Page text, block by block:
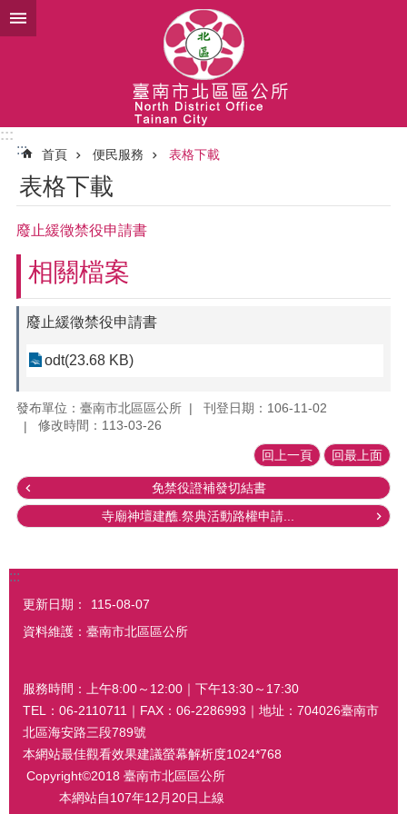
跳到主要內容區塊
:::
:::
首頁 便民服務 表格下載
表格下載
廢止緩徵禁役申請書
相關檔案
廢止緩徵禁役申請書
odt(23.68 KB)
發布單位：臺南市北區區公所
刊登日期：106-11-02
修改時間：113-03-26
回上一頁 回最上面
免禁役證補發切結書
寺廟神壇建醮.祭典活動路權申請...
:::
更新日期：
115-08-07
資料維護：臺南市北區區公所
服務時間：上午8:00～12:00｜下午13:30～17:30
TEL：06-2110711｜FAX：06-2286993｜地址：704026臺南市
北區海安路三段789號
本網站最佳觀看效果建議螢幕解析度1024*768
Copyright©2018 臺南市北區區公所
本網站自107年12月20日上線